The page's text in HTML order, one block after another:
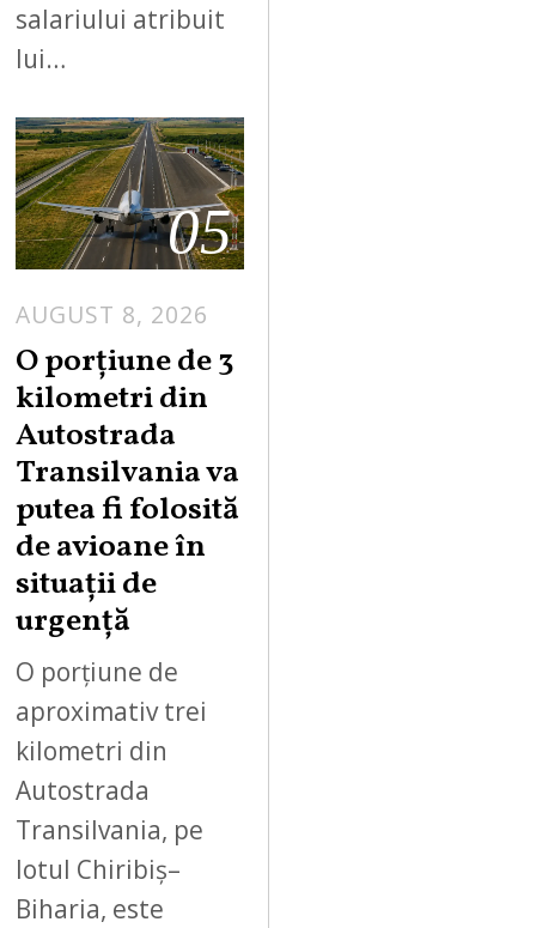
salariului atribuit
lui…
05
AUGUST 8, 2026
U
G
T
8
O porțiune de 3
kilometri din
Autostrada
Transilvania va
putea fi folosită
de avioane în
situații de
urgență
O porțiune de
aproximativ trei
kilometri din
Autostrada
Transilvania, pe
lotul Chiribiș–
Biharia, este